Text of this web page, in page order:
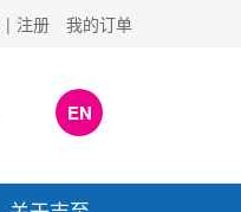
| 注册 我的订单
EN